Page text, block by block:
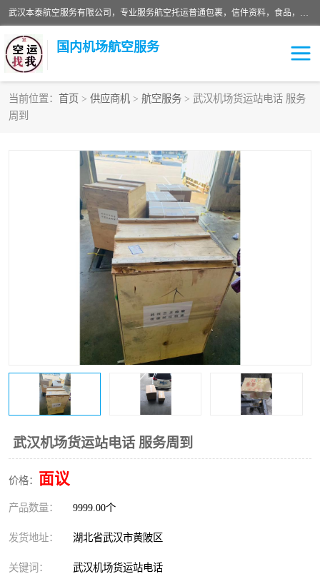
武汉本泰航空服务有限公司，专业服务航空托运普通包裹，信件资料，食品，服装，快消品等运输的专线空运，完善的网络服务确保为客户提供准确、*、安全的“门对门”服务，本着“诚信为本、精诚合作”的服务宗旨.“以安全运输为保障，以运价合理要求市场”的经营理念。武汉机场货运、武汉航空物流、武汉空运、武汉天河国际机场东方、南方、国际航空、机场空运业务覆盖国内二三线机场城市，如：武汉-敦煌、武汉-柳州等
国内机场航空服务
当前位置： 首页 > 供应商机 > 航空服务 > 武汉机场货运站电话 服务
周到
武汉机场货运站电话 服务周到
价格： 面议
产品数量： 9999.00个
发货地址： 湖北省武汉市黄陂区
关键词： 武汉机场货运站电话
航空服务